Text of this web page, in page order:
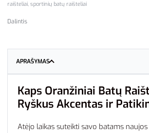
raišteliai, sportinių batų raišteliai
Dalintis
APRAŠYMAS
Kaps Oranžiniai Batų
Ryškus Akcentas ir
Atėjo laikas suteikti savo batams